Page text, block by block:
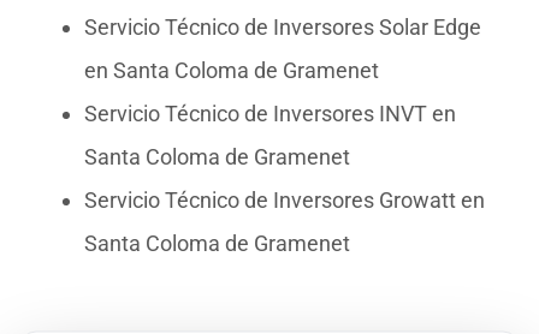
Servicio Técnico de Inversores Solar Edge
en Santa Coloma de Gramenet
Servicio Técnico de Inversores INVT en
Santa Coloma de Gramenet
Servicio Técnico de Inversores Growatt en
Santa Coloma de Gramenet